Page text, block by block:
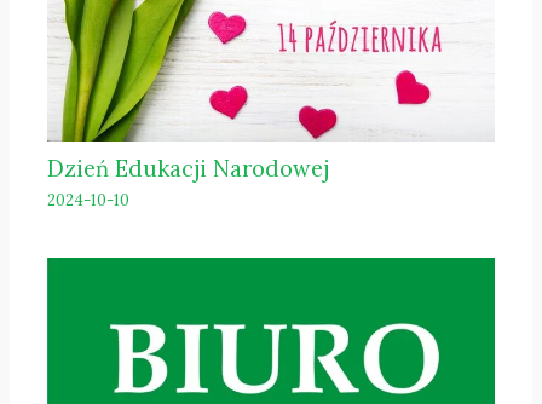
Dzień Edukacji Narodowej
2024-10-10